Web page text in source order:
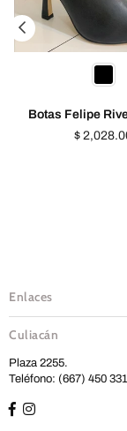
Botas Felipe
Precio
$
Enlaces
Culiacán
Plaza 2255.
Teléfono: (667) 450